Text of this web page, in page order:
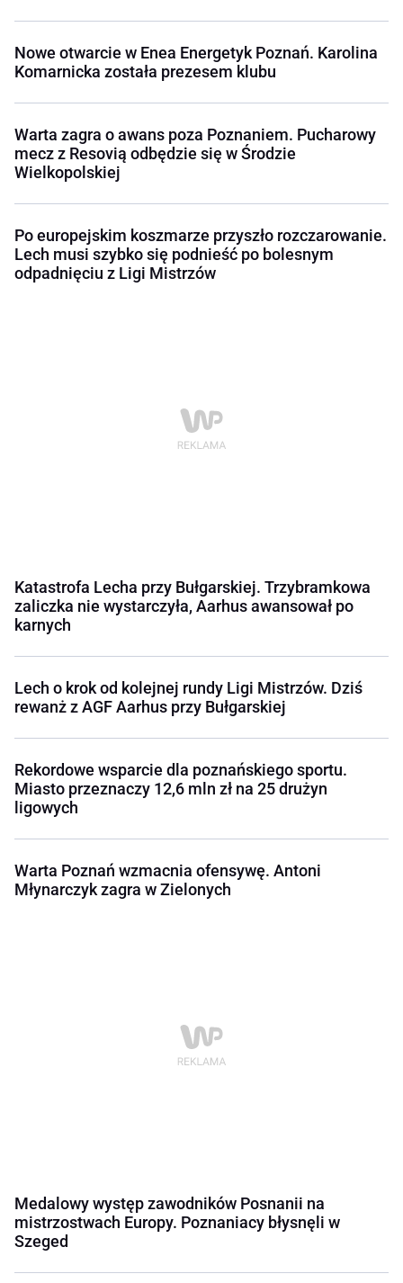
Nowe otwarcie w Enea Energetyk Poznań. Karolina
Komarnicka została prezesem klubu
Warta zagra o awans poza Poznaniem. Pucharowy
mecz z Resovią odbędzie się w Środzie
Wielkopolskiej
Po europejskim koszmarze przyszło rozczarowanie.
Lech musi szybko się podnieść po bolesnym
odpadnięciu z Ligi Mistrzów
Katastrofa Lecha przy Bułgarskiej. Trzybramkowa
zaliczka nie wystarczyła, Aarhus awansował po
karnych
Lech o krok od kolejnej rundy Ligi Mistrzów. Dziś
rewanż z AGF Aarhus przy Bułgarskiej
Rekordowe wsparcie dla poznańskiego sportu.
Miasto przeznaczy 12,6 mln zł na 25 drużyn
ligowych
Warta Poznań wzmacnia ofensywę. Antoni
Młynarczyk zagra w Zielonych
Medalowy występ zawodników Posnanii na
mistrzostwach Europy. Poznaniacy błysnęli w
Szeged